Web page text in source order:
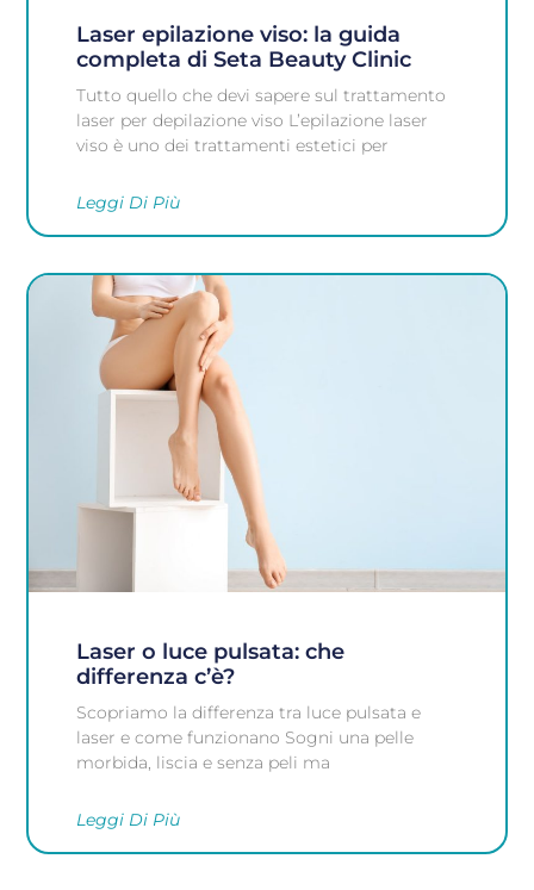
Laser epilazione viso: la guida
completa di Seta Beauty Clinic
Tutto quello che devi sapere sul trattamento
laser per depilazione viso L’epilazione laser
viso è uno dei trattamenti estetici per
Leggi Di Più
Laser o luce pulsata: che
differenza c’è?
Scopriamo la differenza tra luce pulsata e
laser e come funzionano Sogni una pelle
morbida, liscia e senza peli ma
Leggi Di Più